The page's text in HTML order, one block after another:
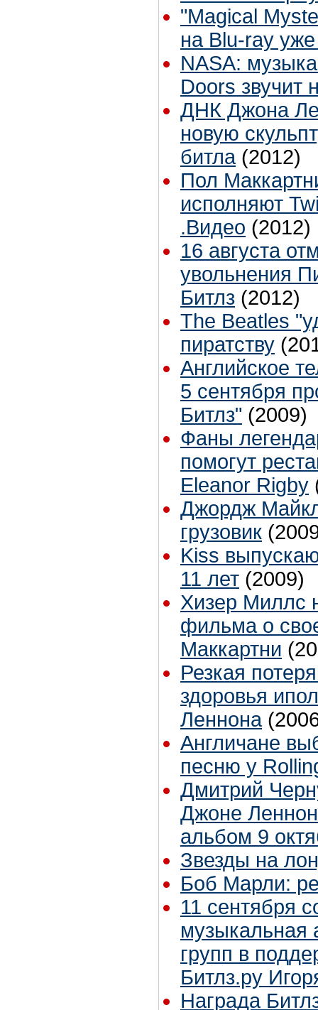
"Magical
на Blu-ray
NASA:
Doors звучит
ДНК Джона
новую
битла (2012)
Пол
исполняют
.Видео (2012)
16 августа
увольнения
Битлз (2012)
The Beatles
пиратству
Английское
5 сентября
Битлз" (2009)
Фаны
помогут
Eleanor Rigby
Джордж
грузовик
Kiss
11 лет (2009)
Хизер Миллс
фильма о
Маккартни
Резкая
здоровья
Леннона
Англичане
песню у
Дмитрий
Джоне
альбом 9
Звезды на
Боб Марли:
11 сентября
музыкальная
групп в
Битлз.ру
Награда